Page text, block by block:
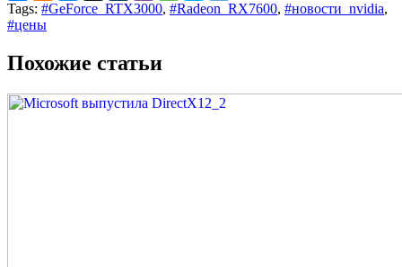
Tags: #GeForce_RTX3000, #Radeon_RX7600, #новости_nvidia,
#цены
Похожие статьи